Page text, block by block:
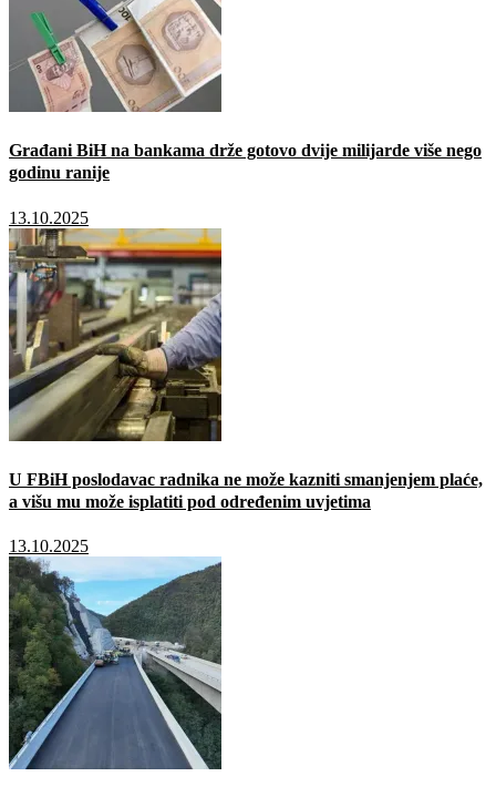
Građani BiH na bankama drže gotovo dvije milijarde više nego
godinu ranije
13.10.2025
U FBiH poslodavac radnika ne može kazniti smanjenjem plaće,
a višu mu može isplatiti pod određenim uvjetima
13.10.2025